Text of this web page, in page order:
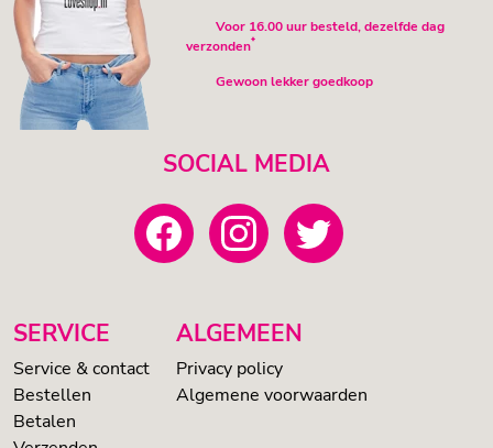
Voor 16.00 uur besteld, dezelfde dag
verzonden*
Gewoon lekker goedkoop
SOCIAL MEDIA
SERVICE
Service & contact
Bestellen
Betalen
ALGEMEEN
Privacy policy
Algemene voorwaarden